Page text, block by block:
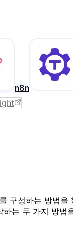
n8n
구성하는 방법
는 두 가지 방법